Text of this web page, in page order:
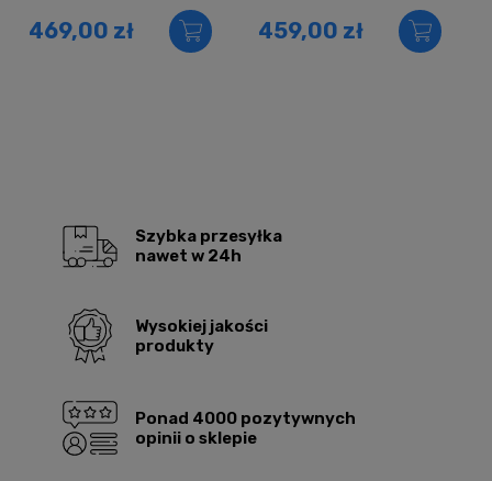
469,00 zł 459,00 zł
Szybka przesyłka
nawet w 24h
Wysokiej jakości
produkty
Ponad 4000 pozytywnych
opinii o sklepie